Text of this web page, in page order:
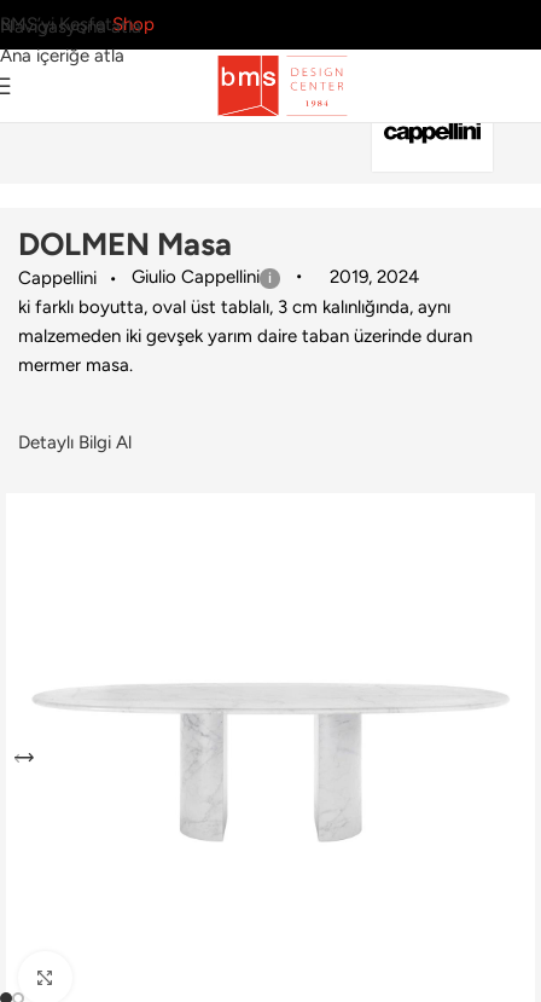
Navigasyona atla
Ana içeriğe atla
BMS’yi KeşfetShop
Cappellini›DOLMEN Masa
DOLMEN Masa
Cappellini Giulio Cappellini 2019,2024
ki farklı boyutta, oval üst tablalı, 3 cm kalınlığında, aynı
malzemeden iki gevşek yarım daire taban üzerinde duran
mermer masa.
Detaylı Bilgi Al